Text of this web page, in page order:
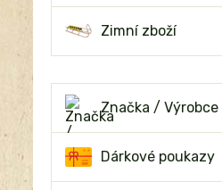
Zimní zboží
Značka / Výrobce
Dárkové poukazy